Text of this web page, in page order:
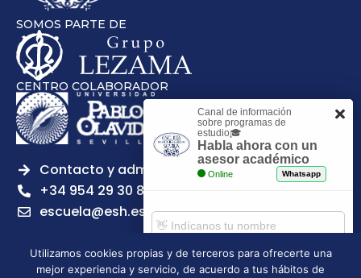
SOMOS PARTE DE
CENTRO COLABORADOR
Contacto y admisiones
+34 954 29 30 81
escuela@esh.es
Utilizamos cookies propias y de terceros para ofrecerte una
mejor experiencia y servicio, de acuerdo a tus hábitos de
Canal de información
sobre programas de
estudio🎓
Habla ahora con un
asesor académico
Online Whatsapp